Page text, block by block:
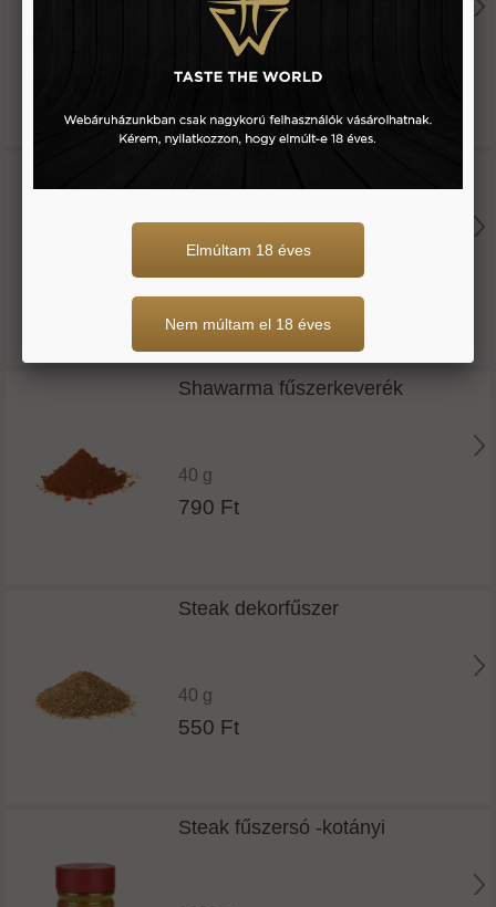
591 Ft
40 g
Shawarma fűszerkeverék
40 g
790 Ft
Steak dekorfűszer
40 g
550 Ft
Steak fűszersó -kotányi
Elmúltam 18 éves
Nem múltam el 18 éves